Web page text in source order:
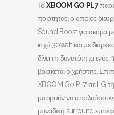
ΤοXBOOM GO PL7
ποιότητας, ο οποίος
Sound Boost για ακόμα
ισχύ 30watt και με
δίνει τη δυνατότητα
βρίσκεται ο χρήστης.
XBOOM Go PL7 σε LG
μπορούν να απολαύσουν,
μοναδική surround